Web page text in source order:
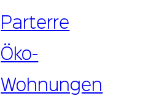
Parterre
Öko-
Wohnungen